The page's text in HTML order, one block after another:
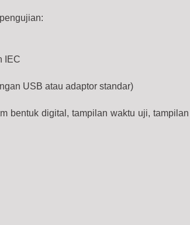
IEC
USB atau adaptor standar)
bentuk digital, tampilan waktu uji, tampilan